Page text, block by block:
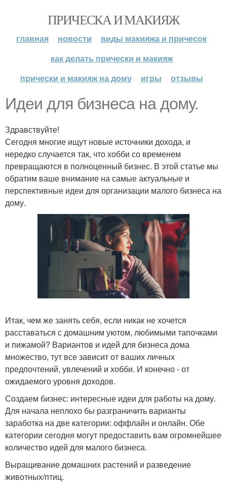
ПРИЧЕСКА И МАКИЯЖ
главная новости
виды макияжа и причесок
как делать прически и макияж
прически и макияж на дому
игры отзывы
Идеи для бизнеса на дому.
Здравствуйте!
Сегодня многие ищут новые источники дохода, и
нередко случается так, что хобби со временем
превращаются в полноценный бизнес. В этой статье мы
обратим ваше внимание на самые актуальные и
перспективные идеи для организации малого бизнеса на
дому.
Итак, чем же занять себя, если никак не хочется
расставаться с домашним уютом, любимыми тапочками
и пижамой? Вариантов и идей для бизнеса дома
множество, тут все зависит от ваших личных
предпочтений, увлечений и хобби. И конечно - от
ожидаемого уровня доходов.
Создаем бизнес: интересные идеи для работы на дому.
Для начала неплохо бы разграничить варианты
заработка на две категории: оффлайн и онлайн. Обе
категории сегодня могут предоставить вам огромнейшее
количество идей для малого бизнеса.
Выращивание домашних растений и разведение
животных/птиц.